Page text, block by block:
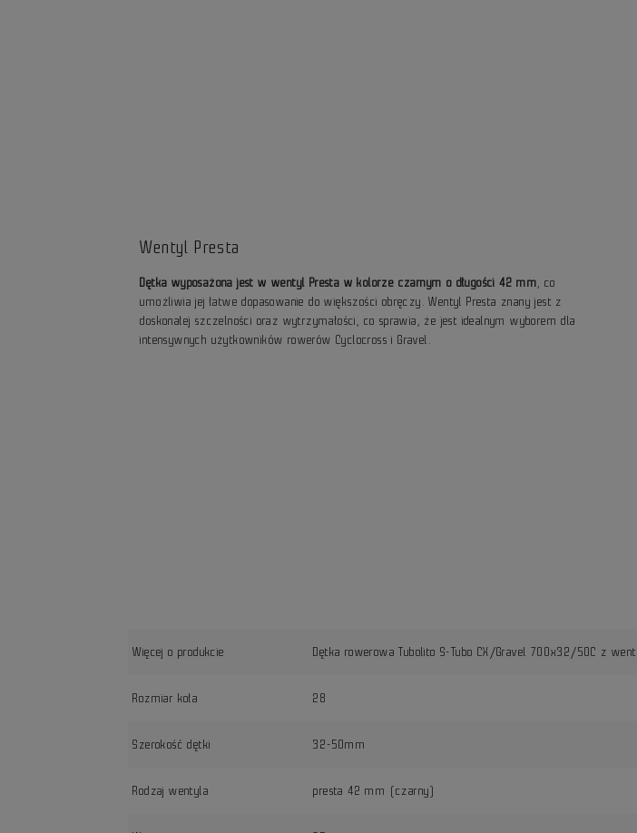
Wentyl Presta
Dętka wyposażona jest w wentyl Presta w kolorze czarnym o długości 42 mm , co
umożliwia jej łatwe dopasowanie do większości obręczy. Wentyl Presta znany jest z
doskonałej szczelności oraz wytrzymałości, co sprawia, że jest idealnym wyborem dla
intensywnych użytkowników rowerów Cyclocross i Gravel.
Więcej o produkcie Dętka rowerowa Tubolito S-Tubo CX/Gravel 700x32/50C z
Rozmiar koła 28
Szerokość dętki 32-50mm
Rodzaj wentyla presta 42 mm (czarny)